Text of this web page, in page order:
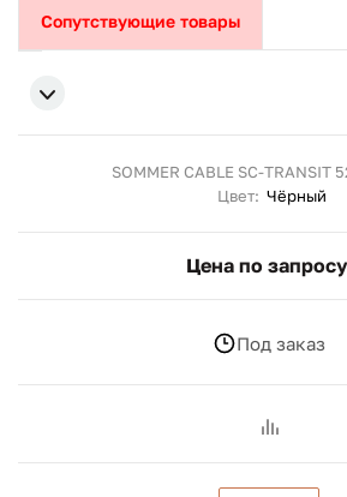
Сопутствующие товары
SOMMER CABLE SC-TRANSIT
Цвет: Чёрный
Цена по запросу
Под заказ